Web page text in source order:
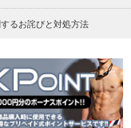
るお詫びと対処方法